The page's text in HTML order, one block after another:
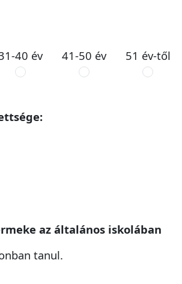
40 év 41-50 év 51 év-től
az általános iskolában
tanul.